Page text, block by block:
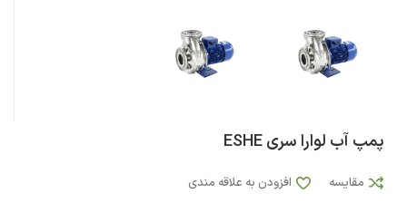
پمپ آب لوارا سری ESHE
مقایسه افزودن به علاقه مندی